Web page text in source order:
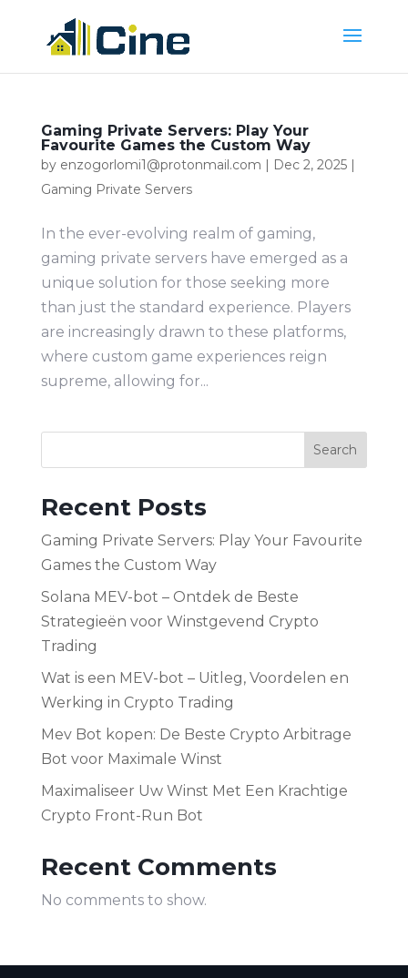
Gaming Private Servers: Play Your
Favourite Games the Custom Way
by enzogorlomi1@protonmail.com | Dec 2, 2025|
Gaming Private Servers
In the ever-evolving realm of gaming,
gaming private servers have emerged as a
unique solution for those seeking more
than just the standard experience. Players
are increasingly drawn to these platforms,
where custom game experiences reign
supreme, allowing for...
Search
Recent Posts
Gaming Private Servers: Play Your Favourite
Games the Custom Way
Solana MEV-bot – Ontdek de Beste
Strategieën voor Winstgevend Crypto
Trading
Wat is een MEV-bot – Uitleg, Voordelen en
Werking in Crypto Trading
Mev Bot kopen: De Beste Crypto Arbitrage
Bot voor Maximale Winst
Maximaliseer Uw Winst Met Een Krachtige
Crypto Front-Run Bot
Recent Comments
No comments to show.